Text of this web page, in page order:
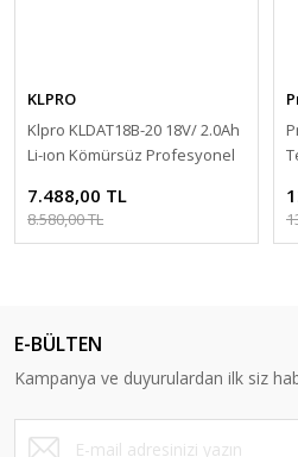
KLPRO
Klpro KLDAT18B-20 18V/ 2.0Ah
Li-ıon Kömürsüz Profesyonel
7.488,00 TL
8.580,00 TL
E-BÜLTEN
Kampanya ve duyurulardan ilk siz